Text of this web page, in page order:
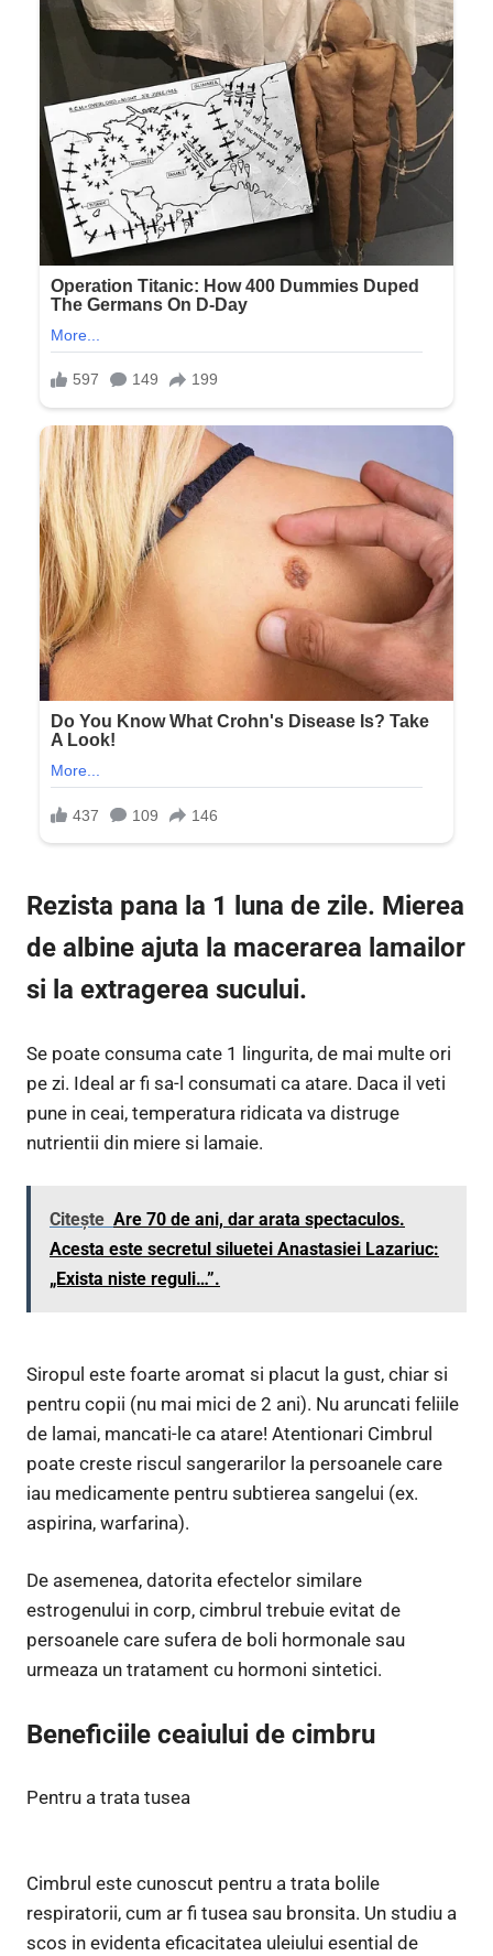
Rezista pana la 1 luna de zile. Mierea
de albine ajuta la macerarea lamailor
si la extragerea sucului.
Se poate consuma cate 1 lingurita, de mai multe ori
pe zi. Ideal ar fi sa-l consumati ca atare. Daca il veti
pune in ceai, temperatura ridicata va distruge
nutrientii din miere si lamaie.
Citește Are 70 de ani, dar arata spectaculos.
Acesta este secretul siluetei Anastasiei Lazariuc:
„Exista niste reguli…”.
Siropul este foarte aromat si placut la gust, chiar si
pentru copii (nu mai mici de 2 ani). Nu aruncati feliile
de lamai, mancati-le ca atare! Atentionari Cimbrul
poate creste riscul sangerarilor la persoanele care
iau medicamente pentru subtierea sangelui (ex.
aspirina, warfarina).
De asemenea, datorita efectelor similare
estrogenului in corp, cimbrul trebuie evitat de
persoanele care sufera de boli hormonale sau
urmeaza un tratament cu hormoni sintetici.
Beneficiile ceaiului de cimbru
Pentru a trata tusea
Cimbrul este cunoscut pentru a trata bolile
respiratorii, cum ar fi tusea sau bronsita. Un studiu a
scos in evidenta eficacitatea uleiului esential de